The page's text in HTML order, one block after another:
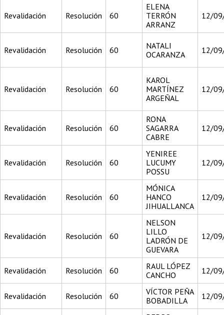
Revalidación Resolución 60
ELENA
TERRÓN
ARRANZ
12/
Revalidación Resolución 60
NATALI
OCARANZA
12/
Revalidación Resolución 60
KAROL
MARTÍNEZ
ARGEÑAL
12/
Revalidación Resolución 60
RONA
SAGARRA
CABRE
12/
Revalidación Resolución 60
YENIREE
LUCUMY
POSSU
12/
Revalidación Resolución 60
MÓNICA
HANCO
JIHUALLANCA
12/
Revalidación Resolución 60
NELSON
LILLO
LADRÓN DE
GUEVARA
12/
Revalidación Resolución 60
RAUL LÓPEZ
CANCHO
12/
Revalidación Resolución 60
VÍCTOR PEÑA
BOBADILLA
12/